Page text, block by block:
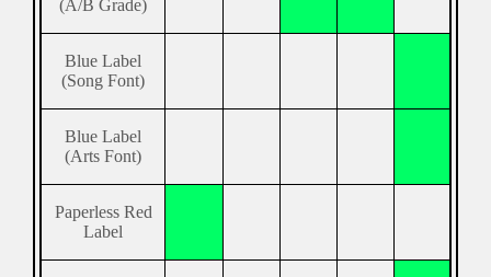
(A/B Grade)
Blue Label
(Song Font)
Blue Label
(Arts Font)
Paperless Red
Label